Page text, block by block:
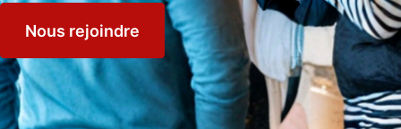
Nous rejoindre